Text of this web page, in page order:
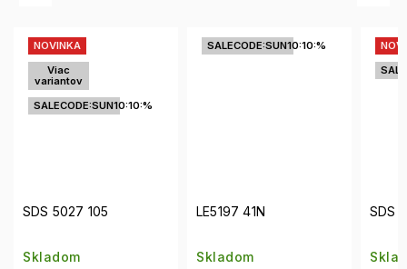
NOVINKA
Viac
variantov
SALECODE:SUN10:10:%
SDS 5027 105
Skladom
SALECODE:SUN10:10:%
LE5197 41N
Skladom
SDS